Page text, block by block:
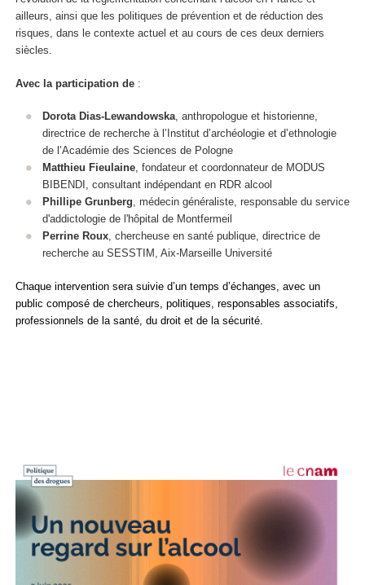
ailleurs, ainsi que les politiques de prévention et de réduction des
risques, dans le contexte actuel et au cours de ces deux derniers
siècles.
Avec la participation de :
Dorota Dias-Lewandowska, anthropologue et historienne,
directrice de recherche à l’Institut d’archéologie et d’ethnologie
de l’Académie des Sciences de Pologne
Matthieu Fieulaine, fondateur et coordonnateur de MODUS
BIBENDI, consultant indépendant en RDR alcool
Phillipe Grunberg, médecin généraliste, responsable du service
d'addictologie de l'hôpital de Montfermeil
Perrine Roux, chercheuse en santé publique, directrice de
recherche au SESSTIM, Aix-Marseille Université
Chaque intervention sera suivie d’un temps d’échanges, avec un
public composé de chercheurs, politiques, responsables associatifs,
professionnels de la santé, du droit et de la sécurité.